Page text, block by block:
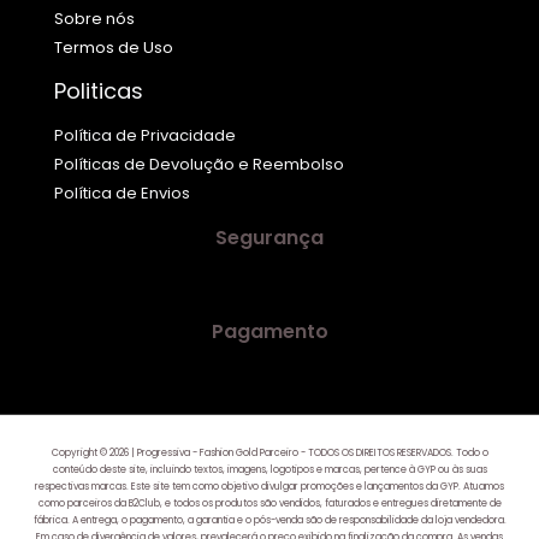
Sobre nós
Termos de Uso
Politicas
Política de Privacidade
Políticas de Devolução e Reembolso
Política de Envios
Segurança
Pagamento
Copyright © 2026 | Progressiva - Fashion Gold Parceiro - TODOS OS DIREITOS RESERVADOS. Todo o
conteúdo deste site, incluindo textos, imagens, logotipos e marcas, pertence à GYP ou às suas
respectivas marcas. Este site tem como objetivo divulgar promoções e lançamentos da GYP. Atuamos
como parceiros da B2Club, e todos os produtos são vendidos, faturados e entregues diretamente de
fábrica. A entrega, o pagamento, a garantia e o pós-venda são de responsabilidade da loja vendedora.